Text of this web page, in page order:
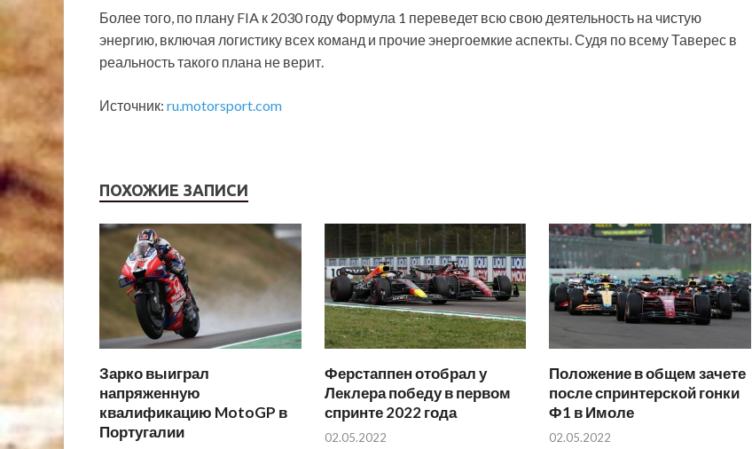
Более того, по плану FIA к 2030 году Формула 1 переведет всю свою деятельность на чистую
энергию, включая логистику всех команд и прочие энергоемкие аспекты. Судя по всему Таверес в
реальность такого плана не верит.
Источник: ru.motorsport.com
ПОХОЖИЕ ЗАПИСИ
Зарко выиграл
напряженную
квалификацию MotoGP в
Португалии
Ферстаппен отобрал у
Леклера победу в первом
спринте 2022 года
02.05.2022
Положение в общем зачете
после спринтерской гонки
Ф1 в Имоле
02.05.2022